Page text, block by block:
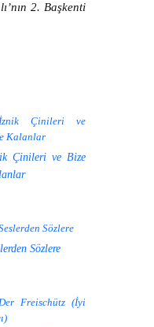
2. Başkenti
Çinileri ve Bize
Sözlere